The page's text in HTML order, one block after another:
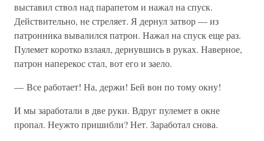
выставил ствол над парапетом и нажал на спуск.
Действительно, не стреляет. Я дернул затвор — из
патронника вывалился патрон. Нажал на спуск еще раз.
Пулемет коротко взлаял, дернувшись в руках. Наверное,
патрон наперекос стал, вот его и заело.
— Все работает! На, держи! Бей вон по тому окну!
И мы заработали в две руки. Вдруг пулемет в окне
пропал. Неужто пришибли? Нет. Заработал снова.